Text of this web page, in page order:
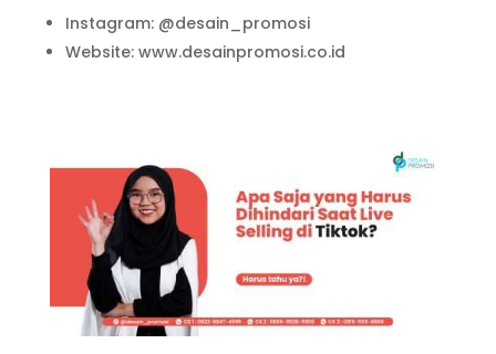
Instagram: @desain_promosi
Website: www.desainpromosi.co.id